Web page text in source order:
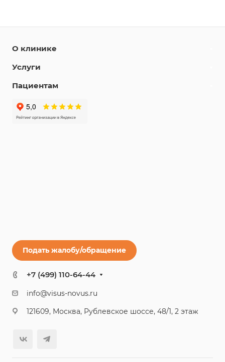
О клинике
Услуги
Пациентам
Подать жалобу/обращение
+7 (499) 110-64-44
info@visus-novus.ru
121609, Москва, Рублевское шоссе, 48/1, 2 этаж